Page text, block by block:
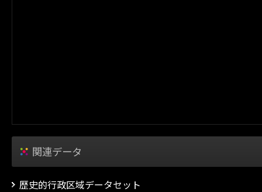
関連データ
歴史的行政区域データセット